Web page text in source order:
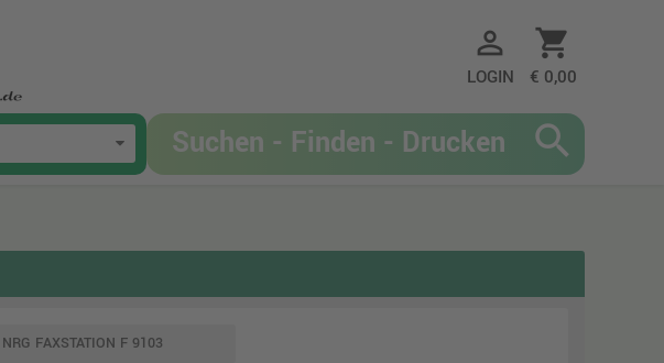
person_outline
LOGIN
shopping_cart
€ 0,00
search
NRG FAXSTATION F 9103